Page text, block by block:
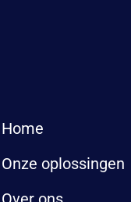
Home
Onze oplossingen